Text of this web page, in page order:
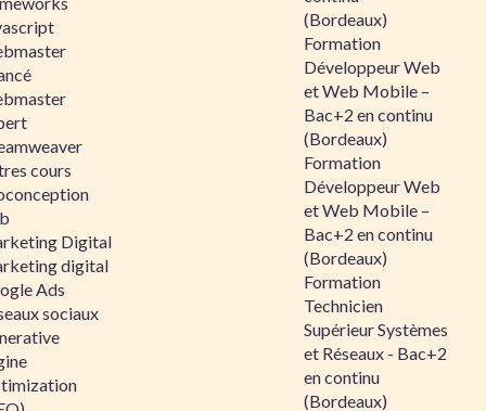
cours
Digital
digital
Ads
sociaux
(Bordeaux)
Formation
Développeur Web
et Web Mobile –
Bac+2 en continu
(Bordeaux)
Formation
Développeur Web
et Web Mobile –
Bac+2 en continu
(Bordeaux)
Formation
Technicien
Supérieur Systèmes
et Réseaux - Bac+2
en continu
(Bordeaux)